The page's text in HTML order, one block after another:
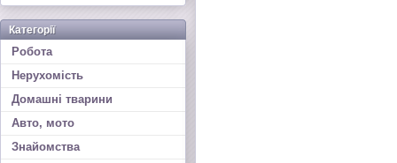
Категорії
Робота
Нерухомість
Домашні тварини
Авто, мото
Знайомства